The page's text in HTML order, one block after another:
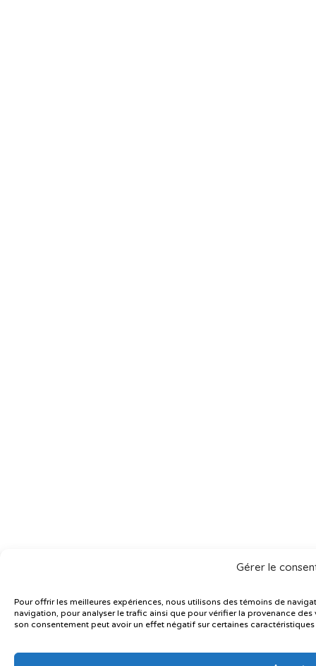
Gérer le
Pour offrir les meilleures expériences, nous utilisons des témoins de
navigation, pour analyser le trafic ainsi que pour vérifier la provenance
son consentement peut avoir un effet négatif sur certaines